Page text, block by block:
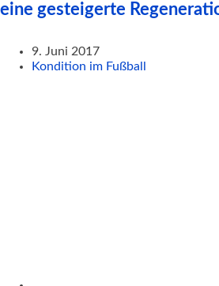
eine gesteigerte
9. Juni 2017
Kondition im Fußball